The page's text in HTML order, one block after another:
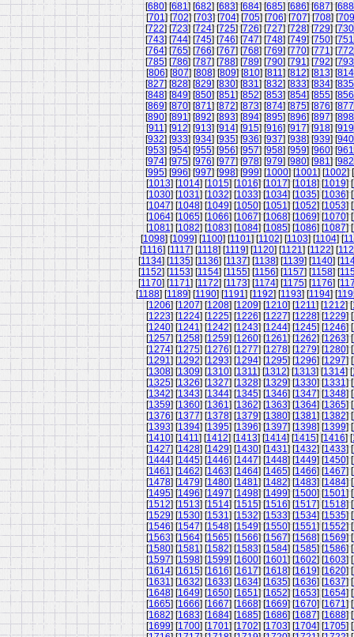
[680] [681] [682] [683] [684] [685] [686] [687] [688
[701] [702] [703] [704] [705] [706] [707] [708] [709
[722] [723] [724] [725] [726] [727] [728] [729] [730
[743] [744] [745] [746] [747] [748] [749] [750] [751
[764] [765] [766] [767] [768] [769] [770] [771] [772
[785] [786] [787] [788] [789] [790] [791] [792] [793
[806] [807] [808] [809] [810] [811] [812] [813] [814
[827] [828] [829] [830] [831] [832] [833] [834] [835
[848] [849] [850] [851] [852] [853] [854] [855] [856
[869] [870] [871] [872] [873] [874] [875] [876] [877
[890] [891] [892] [893] [894] [895] [896] [897] [898
[911] [912] [913] [914] [915] [916] [917] [918] [919
[932] [933] [934] [935] [936] [937] [938] [939] [940
[953] [954] [955] [956] [957] [958] [959] [960] [961
[974] [975] [976] [977] [978] [979] [980] [981] [982
[995] [996] [997] [998] [999] [1000] [1001] [1002] [
[1013] [1014] [1015] [1016] [1017] [1018] [1019] [
[1030] [1031] [1032] [1033] [1034] [1035] [1036] [
[1047] [1048] [1049] [1050] [1051] [1052] [1053] [
[1064] [1065] [1066] [1067] [1068] [1069] [1070] [
[1081] [1082] [1083] [1084] [1085] [1086] [1087] [
[1098] [1099] [1100] [1101] [1102] [1103] [1104] [
[1116] [1117] [1118] [1119] [1120] [1121] [1122] [
[1134] [1135] [1136] [1137] [1138] [1139] [1140] [
[1152] [1153] [1154] [1155] [1156] [1157] [1158] [
[1170] [1171] [1172] [1173] [1174] [1175] [1176] [
[1188] [1189] [1190] [1191] [1192] [1193] [1194] [
[1206] [1207] [1208] [1209] [1210] [1211] [1212] [
[1223] [1224] [1225] [1226] [1227] [1228] [1229] [
[1240] [1241] [1242] [1243] [1244] [1245] [1246] [
[1257] [1258] [1259] [1260] [1261] [1262] [1263] [
[1274] [1275] [1276] [1277] [1278] [1279] [1280] [
[1291] [1292] [1293] [1294] [1295] [1296] [1297] [
[1308] [1309] [1310] [1311] [1312] [1313] [1314] [
[1325] [1326] [1327] [1328] [1329] [1330] [1331] [
[1342] [1343] [1344] [1345] [1346] [1347] [1348] [
[1359] [1360] [1361] [1362] [1363] [1364] [1365] [
[1376] [1377] [1378] [1379] [1380] [1381] [1382] [
[1393] [1394] [1395] [1396] [1397] [1398] [1399] [
[1410] [1411] [1412] [1413] [1414] [1415] [1416] [
[1427] [1428] [1429] [1430] [1431] [1432] [1433] [
[1444] [1445] [1446] [1447] [1448] [1449] [1450] [
[1461] [1462] [1463] [1464] [1465] [1466] [1467] [
[1478] [1479] [1480] [1481] [1482] [1483] [1484] [
[1495] [1496] [1497] [1498] [1499] [1500] [1501] [
[1512] [1513] [1514] [1515] [1516] [1517] [1518] [
[1529] [1530] [1531] [1532] [1533] [1534] [1535] [
[1546] [1547] [1548] [1549] [1550] [1551] [1552] [
[1563] [1564] [1565] [1566] [1567] [1568] [1569] [
[1580] [1581] [1582] [1583] [1584] [1585] [1586] [
[1597] [1598] [1599] [1600] [1601] [1602] [1603] [
[1614] [1615] [1616] [1617] [1618] [1619] [1620] [
[1631] [1632] [1633] [1634] [1635] [1636] [1637] [
[1648] [1649] [1650] [1651] [1652] [1653] [1654] [
[1665] [1666] [1667] [1668] [1669] [1670] [1671] [
[1682] [1683] [1684] [1685] [1686] [1687] [1688] [
[1699] [1700] [1701] [1702] [1703] [1704] [1705] [